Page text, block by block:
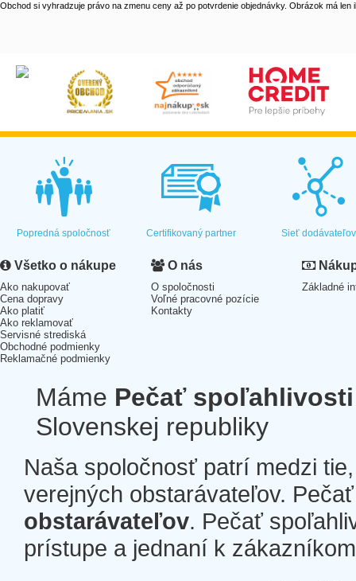
Obchod si vyhradzuje právo na zmenu ceny až po potvrdenie objednávky. Obrázok má len
Popredná spoločnosť Certifikovaný partner Sieť dodávateľov
Všetko o nákupe
Ako nakupovať
Cena dopravy
Ako platiť
Ako reklamovať
Servisné strediská
Obchodné podmienky
Reklamačné podmienky
O nás
O spoločnosti
Voľné pracovné pozície
Kontakty
Základné
Máme Pečať spoľahlivosti
Slovenskej republiky
Naša spoločnosť patrí medzi
verejných obstarávateľov.
obstarávateľov. Pečať
prístupe a jednaní k